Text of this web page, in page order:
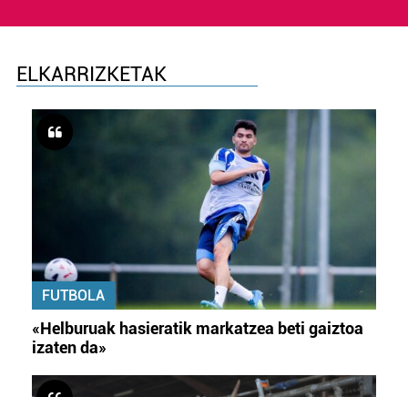
ELKARRIZKETAK
FUTBOLA
«Helburuak hasieratik markatzea beti gaiztoa
izaten da»